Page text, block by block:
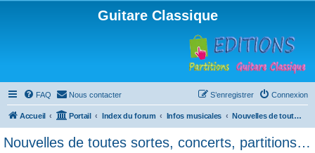
Guitare Classique
FAQ Nous contacter Connexion
S’enregistrer
Accueil Portail Index du forum Infos musicales Nouvelles de toutes sortes, concerts, partitions…
Nouvelles de toutes sortes, concerts, partitions…